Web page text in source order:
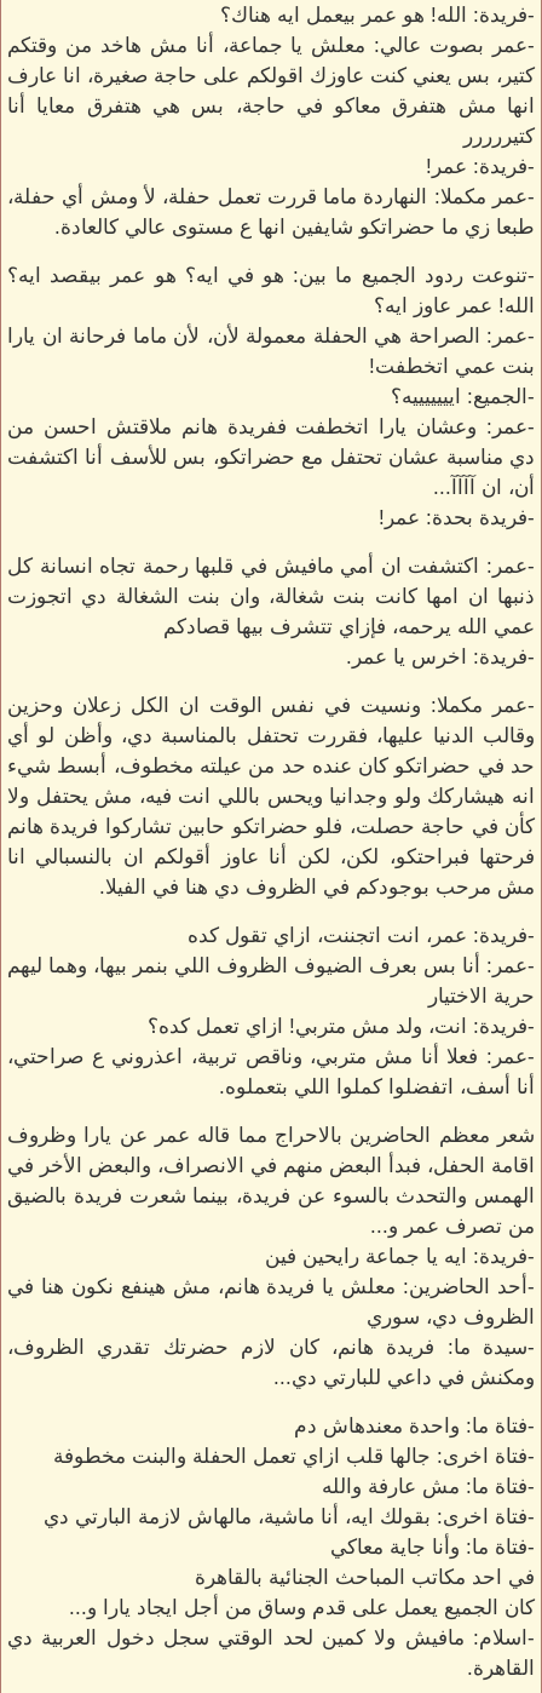
-فريدة: الله! هو عمر بيعمل ايه هناك؟
-عمر بصوت عالي: معلش يا جماعة، أنا مش هاخد من وقتكم
كتير، بس يعني كنت عاوزك اقولكم على حاجة صغيرة، انا عارف
انها مش هتفرق معاكو في حاجة، بس هي هتفرق معايا أنا
كتيررررر
-فريدة: عمر!
-عمر مكملا: النهاردة ماما قررت تعمل حفلة، لأ ومش أي حفلة،
طبعا زي ما حضراتكو شايفين انها ع مستوى عالي كالعادة.
-تنوعت ردود الجميع ما بين: هو في ايه؟ هو عمر بيقصد ايه؟
الله! عمر عاوز ايه؟
-عمر: الصراحة هي الحفلة معمولة لأن، لأن ماما فرحانة ان يارا
بنت عمي اتخطفت!
-الجميع: ايييييييه؟
-عمر: وعشان يارا اتخطفت ففريدة هانم ملاقتش احسن من
دي مناسبة عشان تحتفل مع حضراتكو، بس للأسف أنا اكتشفت
أن، ان آآآآ...
-فريدة بحدة: عمر!
-عمر: اكتشفت ان أمي مافيش في قلبها رحمة تجاه انسانة كل
ذنبها ان امها كانت بنت شغالة، وان بنت الشغالة دي اتجوزت
عمي الله يرحمه، فإزاي تتشرف بيها قصادكم
-فريدة: اخرس يا عمر.
-عمر مكملا: ونسيت في نفس الوقت ان الكل زعلان وحزين
وقالب الدنيا عليها، فقررت تحتفل بالمناسبة دي، وأظن لو أي
حد في حضراتكو كان عنده حد من عيلته مخطوف، أبسط شيء
انه هيشاركك ولو وجدانيا ويحس باللي انت فيه، مش يحتفل ولا
كأن في حاجة حصلت، فلو حضراتكو حابين تشاركوا فريدة هانم
فرحتها فبراحتكو، لكن، لكن أنا عاوز أقولكم ان بالنسبالي انا
مش مرحب بوجودكم في الظروف دي هنا في الفيلا.
-فريدة: عمر، انت اتجننت، ازاي تقول كده
-عمر: أنا بس بعرف الضيوف الظروف اللي بنمر بيها، وهما ليهم
حرية الاختيار
-فريدة: انت، ولد مش متربي! ازاي تعمل كده؟
-عمر: فعلا أنا مش متربي، وناقص تربية، اعذروني ع صراحتي،
أنا أسف، اتفضلوا كملوا اللي بتعملوه.
شعر معظم الحاضرين بالاحراج مما قاله عمر عن يارا وظروف
اقامة الحفل، فبدأ البعض منهم في الانصراف، والبعض الأخر في
الهمس والتحدث بالسوء عن فريدة، بينما شعرت فريدة بالضيق
من تصرف عمر و...
-فريدة: ايه يا جماعة رايحين فين
-أحد الحاضرين: معلش يا فريدة هانم، مش هينفع نكون هنا في
الظروف دي، سوري
-سيدة ما: فريدة هانم، كان لازم حضرتك تقدري الظروف،
ومكنش في داعي للبارتي دي...
-فتاة ما: واحدة معندهاش دم
-فتاة اخرى: جالها قلب ازاي تعمل الحفلة والبنت مخطوفة
-فتاة ما: مش عارفة والله
-فتاة اخرى: بقولك ايه، أنا ماشية، مالهاش لازمة البارتي دي
-فتاة ما: وأنا جاية معاكي
في احد مكاتب المباحث الجنائية بالقاهرة
كان الجميع يعمل على قدم وساق من أجل ايجاد يارا و...
-اسلام: مافيش ولا كمين لحد الوقتي سجل دخول العربية دي
القاهرة.